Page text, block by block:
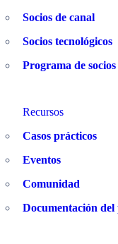
Socios de canal
Socios tecnológicos
Programa de
Recursos
Casos prácticos
Eventos
Comunidad
Documentación